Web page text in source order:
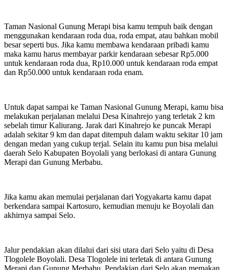
Taman Nasional Gunung Merapi bisa kamu tempuh baik dengan
menggunakan kendaraan roda dua, roda empat, atau bahkan mobil
besar seperti bus. Jika kamu membawa kendaraan pribadi kamu
maka kamu harus membayarparkir kendaraan sebesar Rp5.000
untuk kendaraan roda dua, Rp10.000 untuk kendaraan roda empat
dan Rp50.000 untuk kendaraan roda enam.
Untuk dapat sampai ke Taman Nasional Gunung Merapi, kamu bisa
melakukan perjalanan melalui Desa Kinahrejo yang terletak 2 km
sebelah timur Kaliurang. Jarak dari Kinahrejo ke puncak Merapi
adalah sekitar 9 km dan dapat ditempuh dalam waktu sekitar 10 jam
dengan medan yang cukup terjal. Selain itu kamu pun bisa melalui
daerah Selo Kabupaten Boyolali yang berlokasi di antara Gunung
Merapi dan Gunung Merbabu.
Jika kamu akan memulai perjalanan dari Yogyakarta kamu dapat
berkendara sampai Kartosuro, kemudian menuju ke Boyolali dan
akhirnya sampai Selo.
Jalur pendakian akan dilalui dari sisi utara dari Selo yaitu di Desa
Tlogolele Boyolali. Desa Tlogolele ini terletak di antara Gunung
Merapi dan Gunung Merbabu. Pendakian dari Selo akan memakan